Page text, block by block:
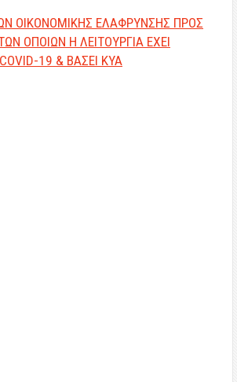
ΟΙΚΟΝΟΜΙΚΗΣ ΕΛΑΦΡΥΝΣΗΣ ΠΡΟΣ
ΟΠΟΙΩΝ Η ΛΕΙΤΟΥΡΓΙΑ ΕΧΕΙ
19 & ΒΑΣΕΙ ΚΥΑ